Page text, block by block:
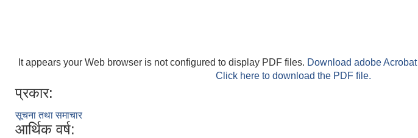
It appears your Web browser is not configured to display PDF files. Download adobe Acrobat
Click here to download the PDF file.
प्रकार:
सूचना तथा समाचार
आर्थिक वर्ष: